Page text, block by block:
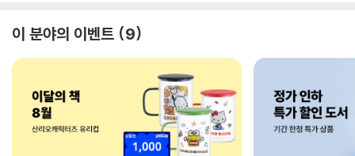
이 분야의 이벤트 9